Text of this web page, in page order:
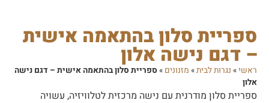
ספריית סלון בהתאמה אישית
– דגם נישה אלון
ראשי» נגרות לבית» מזנונים » ספריית סלון בהתאמה אישית – דגם נישה
אלון
ספריית סלון מודרנית עם נישה מרכזית לטלוויזיה, עשויה